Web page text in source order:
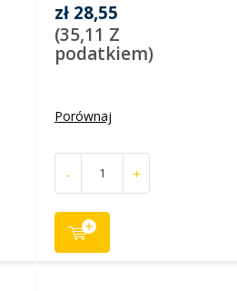
zł 28,55
(35,11 Z
podatkiem)
Porównaj
- +